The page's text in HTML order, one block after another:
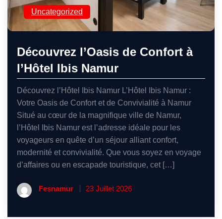
Uncategorized
Découvrez l’Oasis de Confort à
l’Hôtel Ibis Namur
Découvrez l’Hôtel Ibis Namur L’Hôtel Ibis Namur :
Votre Oasis de Confort et de Convivialité à Namur
Situé au cœur de la magnifique ville de Namur,
l’Hôtel Ibis Namur est l’adresse idéale pour les
voyageurs en quête d’un séjour alliant confort,
modernité et convivialité. Que vous soyez en voyage
d’affaires ou en escapade touristique, cet […]
Fesnamur 23 Juillet 2026